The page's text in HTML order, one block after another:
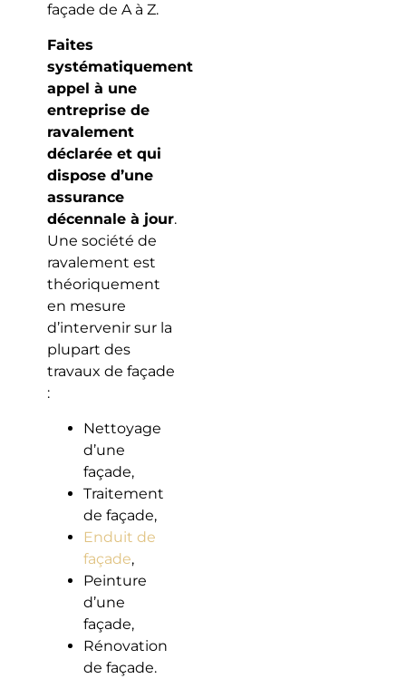
façade de A à Z.
Faites
systématiquement
appel à une
entreprise de
ravalement
déclarée et qui
dispose d’une
assurance
décennale à jour.
Une société de
ravalement est
théoriquement
en mesure
d’intervenir sur la
plupart des
travaux de façade
:
Nettoyage
d’une
façade,
Traitement
de façade,
Enduit de
façade,
Peinture
d’une
façade,
Rénovation
de façade.